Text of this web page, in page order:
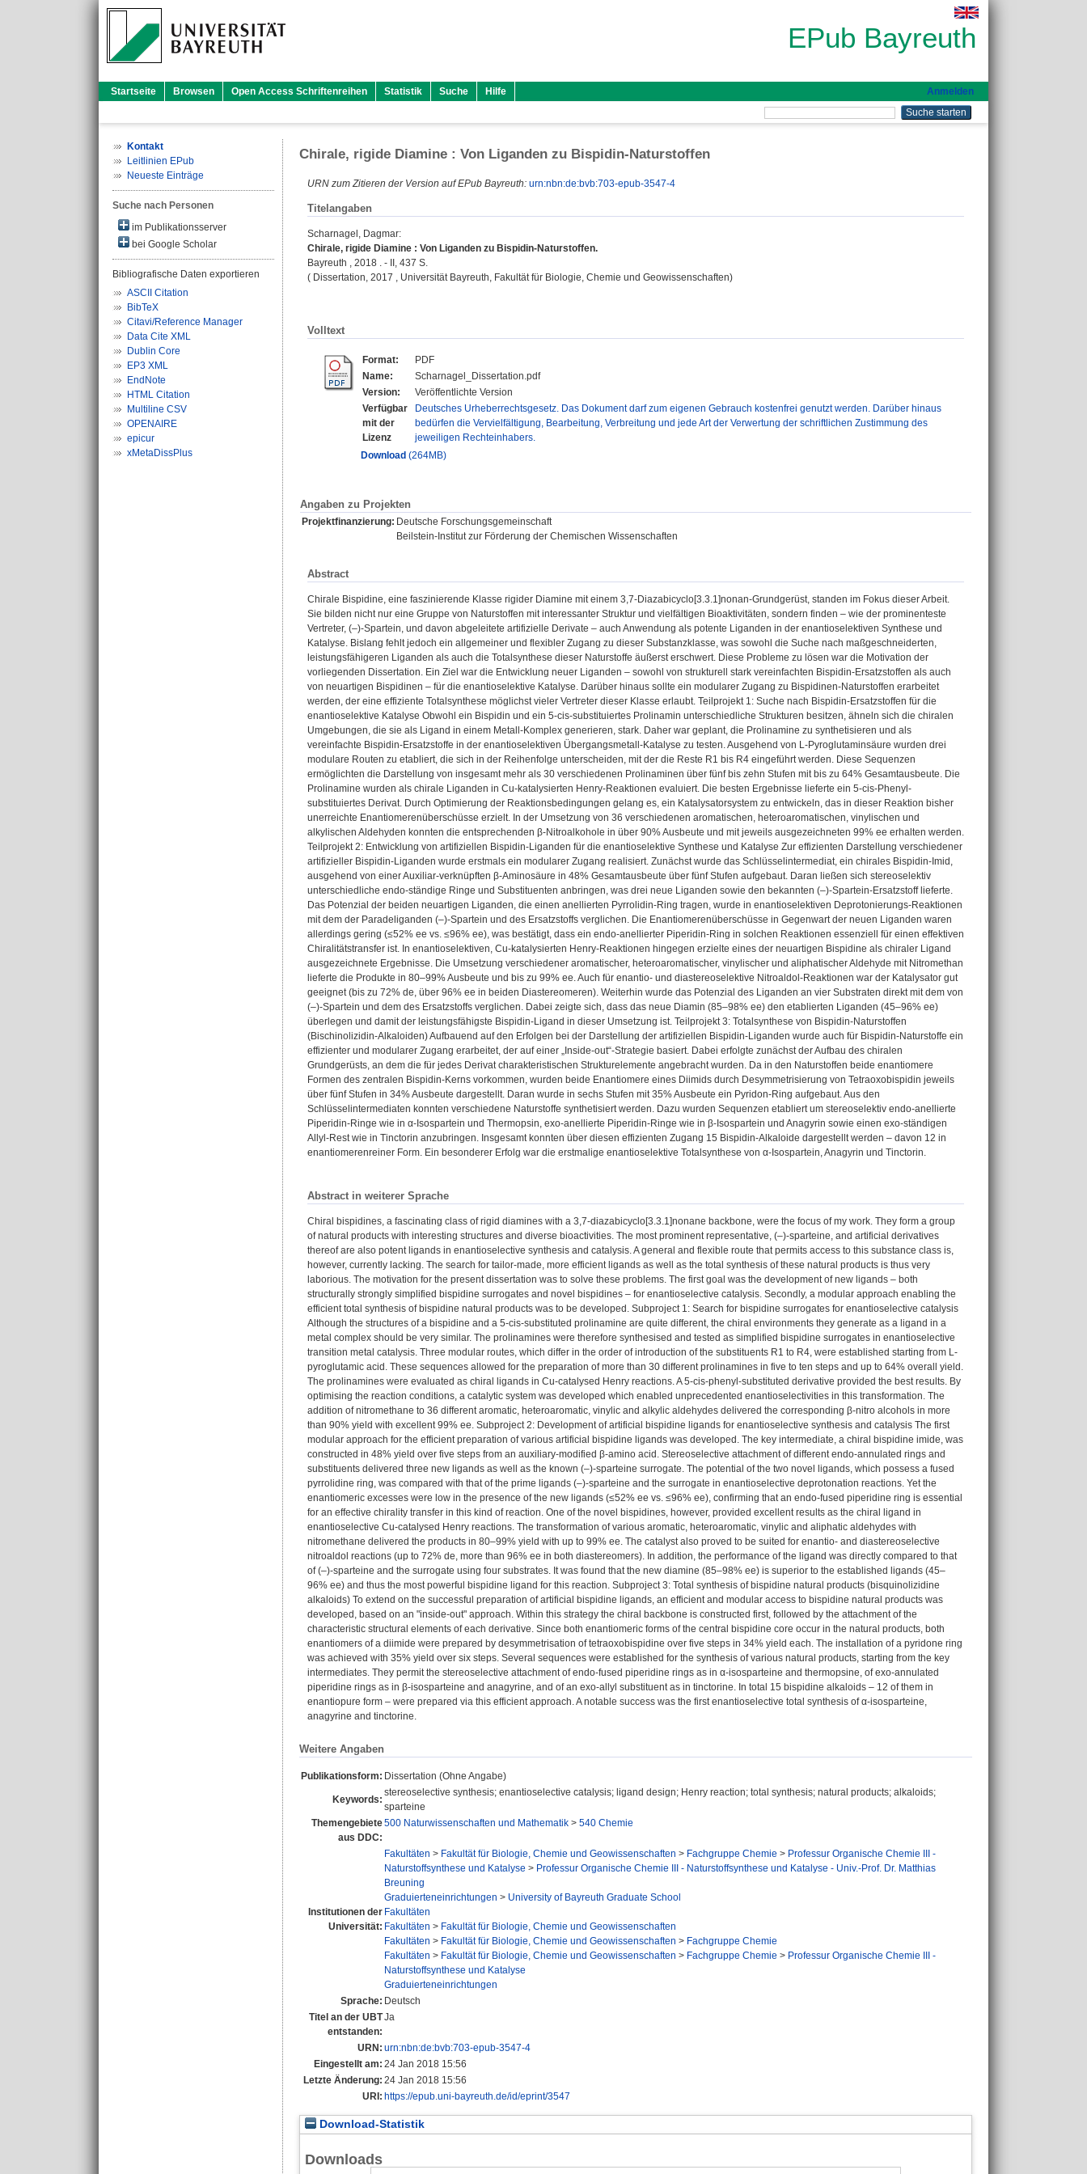
EPub Bayreuth
Startseite Browsen Open Access Schriftenreihen Statistik Suche Hilfe Anmelden
Kontakt
Leitlinien EPub
Neueste Einträge
Suche nach Personen
im Publikationsserver
bei Google Scholar
Bibliografische Daten exportieren
ASCII Citation
BibTeX
Citavi/Reference Manager
Data Cite XML
Dublin Core
EP3 XML
EndNote
HTML Citation
Multiline CSV
OPENAIRE
epicur
xMetaDissPlus
Chirale, rigide Diamine : Von Liganden zu Bispidin-Naturstoffen
URN zum Zitieren der Version auf EPub Bayreuth: urn:nbn:de:bvb:703-epub-3547-4
Titelangaben
Scharnagel, Dagmar:
Chirale, rigide Diamine : Von Liganden zu Bispidin-Naturstoffen.
Bayreuth , 2018 . - II, 437 S.
( Dissertation, 2017 , Universität Bayreuth, Fakultät für Biologie, Chemie und Geowissenschaften)
Volltext
Format:
PDF
Name:
Scharnagel_Dissertation.pdf
Version:
Veröffentlichte Version
Verfügbar
mit der
Lizenz
Deutsches Urheberrechtsgesetz. Das Dokument darf zum eigenen Gebrauch kostenfrei genutzt werden. Darüber hinaus
bedürfen die Vervielfältigung, Bearbeitung, Verbreitung und jede Art der Verwertung der schriftlichen Zustimmung des
jeweiligen Rechteinhabers.
Download (264MB)
Angaben zu Projekten
Projektfinanzierung: Deutsche Forschungsgemeinschaft
Beilstein-Institut zur Förderung der Chemischen Wissenschaften
Abstract
Chirale Bispidine, eine faszinierende Klasse rigider Diamine mit einem 3,7-Diazabicyclo[3.3.1]nonan-Grundgerüst, standen im Fokus dieser Arbeit.
Sie bilden nicht nur eine Gruppe von Naturstoffen mit interessanter Struktur und vielfältigen Bioaktivitäten, sondern finden – wie der prominenteste
Vertreter, (‒)-Spartein, und davon abgeleitete artifizielle Derivate – auch Anwendung als potente Liganden in der enantioselektiven Synthese und
Katalyse. Bislang fehlt jedoch ein allgemeiner und flexibler Zugang zu dieser Substanzklasse, was sowohl die Suche nach maßgeschneiderten,
leistungsfähigeren Liganden als auch die Totalsynthese dieser Naturstoffe äußerst erschwert. Diese Probleme zu lösen war die Motivation der
vorliegenden Dissertation. Ein Ziel war die Entwicklung neuer Liganden – sowohl von strukturell stark vereinfachten Bispidin-Ersatzstoffen als auch
von neuartigen Bispidinen – für die enantioselektive Katalyse. Darüber hinaus sollte ein modularer Zugang zu Bispidinen-Naturstoffen erarbeitet
werden, der eine effiziente Totalsynthese möglichst vieler Vertreter dieser Klasse erlaubt. Teilprojekt 1: Suche nach Bispidin-Ersatzstoffen für die
enantioselektive Katalyse Obwohl ein Bispidin und ein 5-cis-substituiertes Prolinamin unterschiedliche Strukturen besitzen, ähneln sich die chiralen
Umgebungen, die sie als Ligand in einem Metall-Komplex generieren, stark. Daher war geplant, die Prolinamine zu synthetisieren und als
vereinfachte Bispidin-Ersatzstoffe in der enantioselektiven Übergangsmetall-Katalyse zu testen. Ausgehend von L-Pyroglutaminsäure wurden drei
modulare Routen zu etabliert, die sich in der Reihenfolge unterscheiden, mit der die Reste R1 bis R4 eingeführt werden. Diese Sequenzen
ermöglichten die Darstellung von insgesamt mehr als 30 verschiedenen Prolinaminen über fünf bis zehn Stufen mit bis zu 64% Gesamtausbeute. Die
Prolinamine wurden als chirale Liganden in Cu-katalysierten Henry-Reaktionen evaluiert. Die besten Ergebnisse lieferte ein 5-cis-Phenyl-
substituiertes Derivat. Durch Optimierung der Reaktionsbedingungen gelang es, ein Katalysatorsystem zu entwickeln, das in dieser Reaktion bisher
unerreichte Enantiomerenüberschüsse erzielt. In der Umsetzung von 36 verschiedenen aromatischen, heteroaromatischen, vinylischen und
alkylischen Aldehyden konnten die entsprechenden β-Nitroalkohole in über 90% Ausbeute und mit jeweils ausgezeichneten 99% ee erhalten werden.
Teilprojekt 2: Entwicklung von artifiziellen Bispidin-Liganden für die enantioselektive Synthese und Katalyse Zur effizienten Darstellung verschiedener
artifizieller Bispidin-Liganden wurde erstmals ein modularer Zugang realisiert. Zunächst wurde das Schlüsselintermediat, ein chirales Bispidin-Imid,
ausgehend von einer Auxiliar-verknüpften β-Aminosäure in 48% Gesamtausbeute über fünf Stufen aufgebaut. Daran ließen sich stereoselektiv
unterschiedliche endo-ständige Ringe und Substituenten anbringen, was drei neue Liganden sowie den bekannten (‒)-Spartein-Ersatzstoff lieferte.
Das Potenzial der beiden neuartigen Liganden, die einen anellierten Pyrrolidin-Ring tragen, wurde in enantioselektiven Deprotonierungs-Reaktionen
mit dem der Paradeliganden (‒)-Spartein und des Ersatzstoffs verglichen. Die Enantiomerenüberschüsse in Gegenwart der neuen Liganden waren
allerdings gering (≤52% ee vs. ≤96% ee), was bestätigt, dass ein endo-anellierter Piperidin-Ring in solchen Reaktionen essenziell für einen effektiven
Chiralitätstransfer ist. In enantioselektiven, Cu-katalysierten Henry-Reaktionen hingegen erzielte eines der neuartigen Bispidine als chiraler Ligand
ausgezeichnete Ergebnisse. Die Umsetzung verschiedener aromatischer, heteroaromatischer, vinylischer und aliphatischer Aldehyde mit Nitromethan
lieferte die Produkte in 80‒99% Ausbeute und bis zu 99% ee. Auch für enantio- und diastereoselektive Nitroaldol-Reaktionen war der Katalysator gut
geeignet (bis zu 72% de, über 96% ee in beiden Diastereomeren). Weiterhin wurde das Potenzial des Liganden an vier Substraten direkt mit dem von
(‒)-Spartein und dem des Ersatzstoffs verglichen. Dabei zeigte sich, dass das neue Diamin (85‒98% ee) den etablierten Liganden (45‒96% ee)
überlegen und damit der leistungsfähigste Bispidin-Ligand in dieser Umsetzung ist. Teilprojekt 3: Totalsynthese von Bispidin-Naturstoffen
(Bischinolizidin-Alkaloiden) Aufbauend auf den Erfolgen bei der Darstellung der artifiziellen Bispidin-Liganden wurde auch für Bispidin-Naturstoffe ein
effizienter und modularer Zugang erarbeitet, der auf einer „Inside-out“-Strategie basiert. Dabei erfolgte zunächst der Aufbau des chiralen
Grundgerüsts, an dem die für jedes Derivat charakteristischen Strukturelemente angebracht wurden. Da in den Naturstoffen beide enantiomere
Formen des zentralen Bispidin-Kerns vorkommen, wurden beide Enantiomere eines Diimids durch Desymmetrisierung von Tetraoxobispidin jeweils
über fünf Stufen in 34% Ausbeute dargestellt. Daran wurde in sechs Stufen mit 35% Ausbeute ein Pyridon-Ring aufgebaut. Aus den
Schlüsselintermediaten konnten verschiedene Naturstoffe synthetisiert werden. Dazu wurden Sequenzen etabliert um stereoselektiv endo-anellierte
Piperidin-Ringe wie in α-Isospartein und Thermopsin, exo-anellierte Piperidin-Ringe wie in β-Isospartein und Anagyrin sowie einen exo-ständigen
Allyl-Rest wie in Tinctorin anzubringen. Insgesamt konnten über diesen effizienten Zugang 15 Bispidin-Alkaloide dargestellt werden – davon 12 in
enantiomerenreiner Form. Ein besonderer Erfolg war die erstmalige enantioselektive Totalsynthese von α-Isospartein, Anagyrin und Tinctorin.
Abstract in weiterer Sprache
Chiral bispidines, a fascinating class of rigid diamines with a 3,7-diazabicyclo[3.3.1]nonane backbone, were the focus of my work. They form a group
of natural products with interesting structures and diverse bioactivities. The most prominent representative, (‒)-sparteine, and artificial derivatives
thereof are also potent ligands in enantioselective synthesis and catalysis. A general and flexible route that permits access to this substance class is,
however, currently lacking. The search for tailor-made, more efficient ligands as well as the total synthesis of these natural products is thus very
laborious. The motivation for the present dissertation was to solve these problems. The first goal was the development of new ligands – both
structurally strongly simplified bispidine surrogates and novel bispidines – for enantioselective catalysis. Secondly, a modular approach enabling the
efficient total synthesis of bispidine natural products was to be developed. Subproject 1: Search for bispidine surrogates for enantioselective catalysis
Although the structures of a bispidine and a 5-cis-substituted prolinamine are quite different, the chiral environments they generate as a ligand in a
metal complex should be very similar. The prolinamines were therefore synthesised and tested as simplified bispidine surrogates in enantioselective
transition metal catalysis. Three modular routes, which differ in the order of introduction of the substituents R1 to R4, were established starting from L-
pyroglutamic acid. These sequences allowed for the preparation of more than 30 different prolinamines in five to ten steps and up to 64% overall yield.
The prolinamines were evaluated as chiral ligands in Cu-catalysed Henry reactions. A 5-cis-phenyl-substituted derivative provided the best results. By
optimising the reaction conditions, a catalytic system was developed which enabled unprecedented enantioselectivities in this transformation. The
addition of nitromethane to 36 different aromatic, heteroaromatic, vinylic and alkylic aldehydes delivered the corresponding β-nitro alcohols in more
than 90% yield with excellent 99% ee. Subproject 2: Development of artificial bispidine ligands for enantioselective synthesis and catalysis The first
modular approach for the efficient preparation of various artificial bispidine ligands was developed. The key intermediate, a chiral bispidine imide, was
constructed in 48% yield over five steps from an auxiliary-modified β-amino acid. Stereoselective attachment of different endo-annulated rings and
substituents delivered three new ligands as well as the known (‒)-sparteine surrogate. The potential of the two novel ligands, which possess a fused
pyrrolidine ring, was compared with that of the prime ligands (‒)-sparteine and the surrogate in enantioselective deprotonation reactions. Yet the
enantiomeric excesses were low in the presence of the new ligands (≤52% ee vs. ≤96% ee), confirming that an endo-fused piperidine ring is essential
for an effective chirality transfer in this kind of reaction. One of the novel bispidines, however, provided excellent results as the chiral ligand in
enantioselective Cu-catalysed Henry reactions. The transformation of various aromatic, heteroaromatic, vinylic and aliphatic aldehydes with
nitromethane delivered the products in 80‒99% yield with up to 99% ee. The catalyst also proved to be suited for enantio- and diastereoselective
nitroaldol reactions (up to 72% de, more than 96% ee in both diastereomers). In addition, the performance of the ligand was directly compared to that
of (‒)-sparteine and the surrogate using four substrates. It was found that the new diamine (85‒98% ee) is superior to the established ligands (45‒
96% ee) and thus the most powerful bispidine ligand for this reaction. Subproject 3: Total synthesis of bispidine natural products (bisquinolizidine
alkaloids) To extend on the successful preparation of artificial bispidine ligands, an efficient and modular access to bispidine natural products was
developed, based on an "inside-out" approach. Within this strategy the chiral backbone is constructed first, followed by the attachment of the
characteristic structural elements of each derivative. Since both enantiomeric forms of the central bispidine core occur in the natural products, both
enantiomers of a diimide were prepared by desymmetrisation of tetraoxobispidine over five steps in 34% yield each. The installation of a pyridone ring
was achieved with 35% yield over six steps. Several sequences were established for the synthesis of various natural products, starting from the key
intermediates. They permit the stereoselective attachment of endo-fused piperidine rings as in α-isosparteine and thermopsine, of exo-annulated
piperidine rings as in β-isosparteine and anagyrine, and of an exo-allyl substituent as in tinctorine. In total 15 bispidine alkaloids – 12 of them in
enantiopure form – were prepared via this efficient approach. A notable success was the first enantioselective total synthesis of α-isosparteine,
anagyrine and tinctorine.
Weitere Angaben
Publikationsform: Dissertation (Ohne Angabe)
Keywords:
stereoselective synthesis; enantioselective catalysis; ligand design; Henry reaction; total synthesis; natural products; alkaloids;
sparteine
Themengebiete
aus DDC:
500 Naturwissenschaften und Mathematik > 540 Chemie
Institutionen der
Universität:
Fakultäten > Fakultät für Biologie, Chemie und Geowissenschaften > Fachgruppe Chemie > Professur Organische Chemie III -
Naturstoffsynthese und Katalyse > Professur Organische Chemie III - Naturstoffsynthese und Katalyse - Univ.-Prof. Dr. Matthias
Breuning
Graduierteneinrichtungen > University of Bayreuth Graduate School
Fakultäten
Fakultäten > Fakultät für Biologie, Chemie und Geowissenschaften
Fakultäten > Fakultät für Biologie, Chemie und Geowissenschaften > Fachgruppe Chemie
Fakultäten > Fakultät für Biologie, Chemie und Geowissenschaften > Fachgruppe Chemie > Professur Organische Chemie III -
Naturstoffsynthese und Katalyse
Graduierteneinrichtungen
Sprache: Deutsch
Titel an der UBT
entstanden:
Ja
URN: urn:nbn:de:bvb:703-epub-3547-4
Eingestellt am: 24 Jan 2018 15:56
Letzte Änderung: 24 Jan 2018 15:56
URI: https://epub.uni-bayreuth.de/id/eprint/3547
Download-Statistik
Downloads